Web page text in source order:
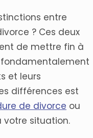
entre
? Ces deux
de mettre fin à
et leurs
différences est
de divorce ou
votre situation.